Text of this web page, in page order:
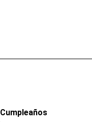
Cumpleaños